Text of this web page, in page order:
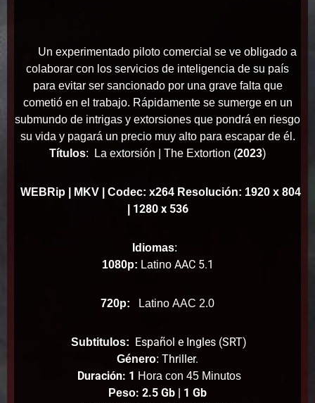
Un experimentado piloto comercial se ve obligado a
colaborar con los servicios de inteligencia de su país
para evitar ser sancionado por una grave falta que
cometió en el trabajo. Rápidamente se sumerge en un
submundo de intrigas y extorsiones que pondrá en riesgo
su vida y pagará un precio muy alto para escapar de él.
Títulos: La extorsión | The Extortion (2023)
WEBRip
| MKV | Codec: x264 Resolución: 1920 x 804
1280 x 536
Idiomas:
1080p: Latino AAC 5.1
720p: Latino AAC 2.0
Subtitulos: Español e Ingles (SRT)
Género: Thriller.
Duración: 1 Hora con 45 Minutos
Peso: 2.5 Gb | 1 Gb